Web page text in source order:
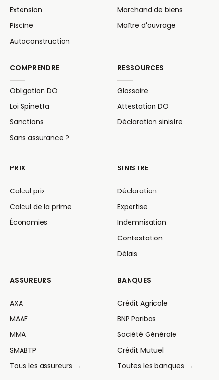
Extension
Piscine
Autoconstruction
Marchand de biens
Maître d'ouvrage
COMPRENDRE
Obligation DO
Loi Spinetta
Sanctions
Sans assurance ?
RESSOURCES
Glossaire
Attestation DO
Déclaration sinistre
PRIX
Calcul prix
Calcul de la prime
Économies
SINISTRE
Déclaration
Expertise
Indemnisation
Contestation
Délais
ASSUREURS
AXA
MAAF
MMA
SMABTP
Tous les assureurs →
BANQUES
Crédit Agricole
BNP Paribas
Société Générale
Crédit Mutuel
Toutes les banques →